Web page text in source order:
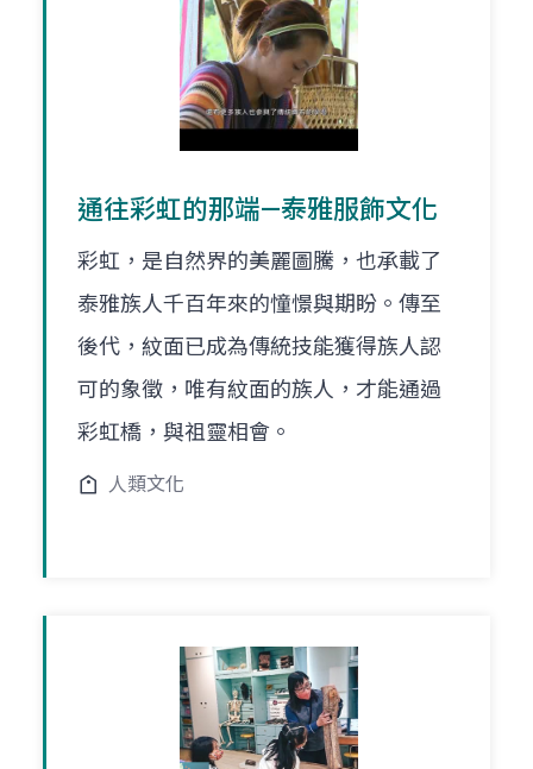
通往彩虹的那端—泰雅服飾文化
彩虹，是自然界的美麗圖騰，也承載了
泰雅族人千百年來的憧憬與期盼。傳至
後代，紋面已成為傳統技能獲得族人認
可的象徵，唯有紋面的族人，才能通過
彩虹橋，與祖靈相會。
人類文化